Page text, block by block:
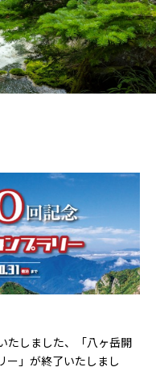
たしました、「八ヶ岳開
ー」が終了いたしまし